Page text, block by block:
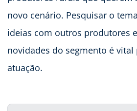
novo cenário. Pesquisar o
ideias com outros produtores
novidades do segmento é vital
atuação.